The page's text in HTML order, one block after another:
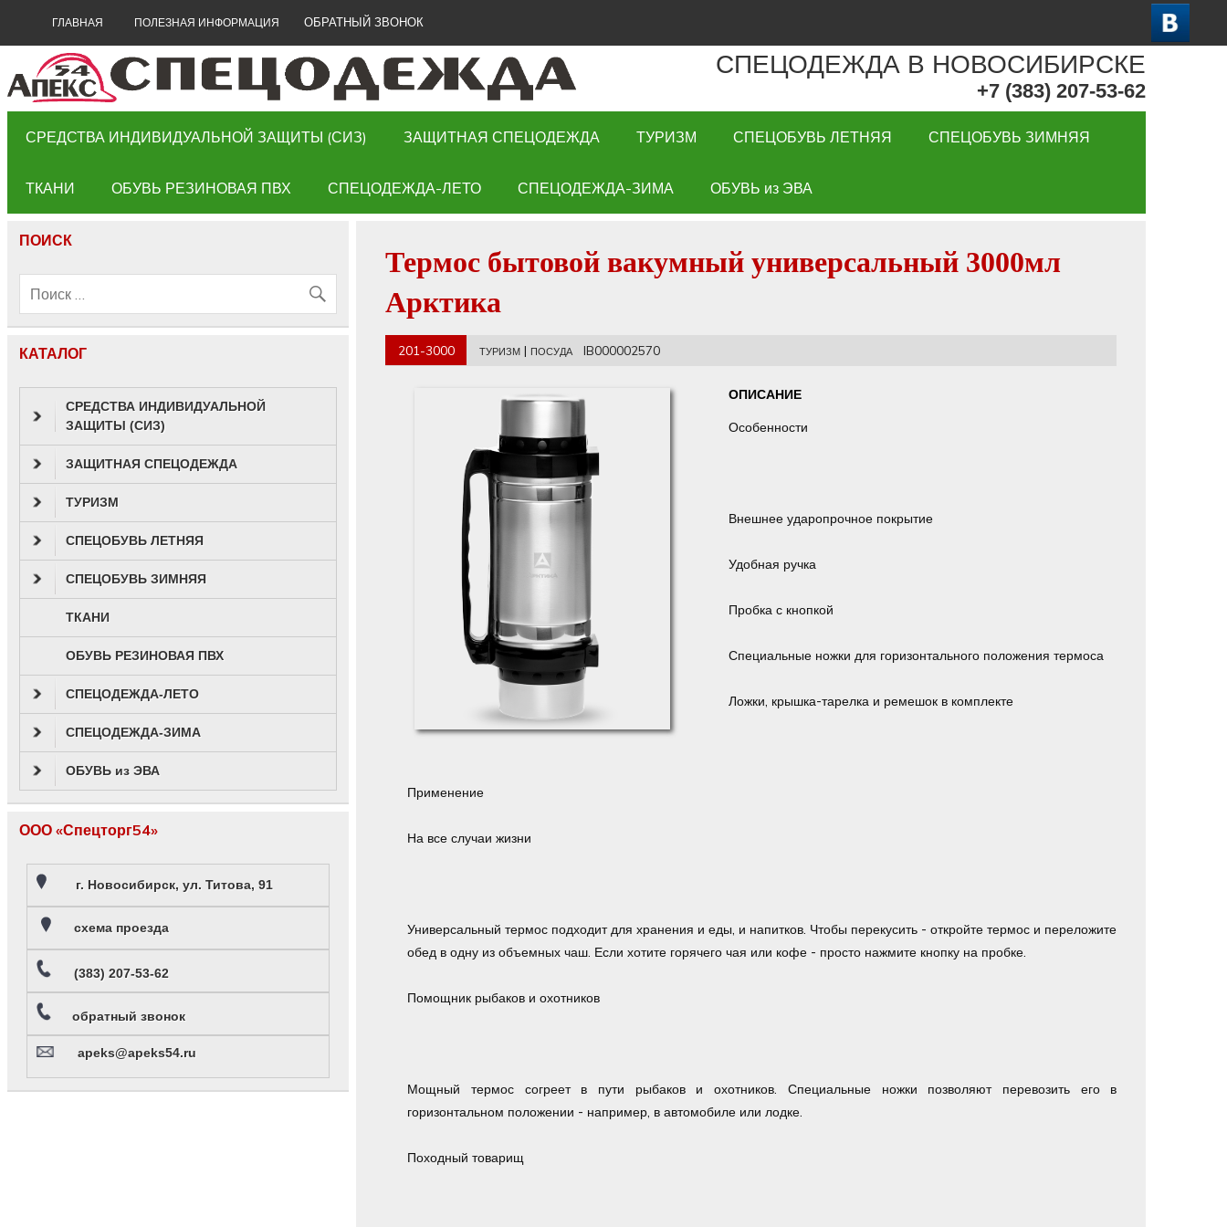
ГЛАВНАЯ ПОЛЕЗНАЯ ИНФОРМАЦИЯ ОБРАТНЫЙ ЗВОНОК
СПЕЦОДЕЖДА В НОВОСИБИРСКЕ
+7 (383) 207-53-62
СРЕДСТВА ИНДИВИДУАЛЬНОЙ ЗАЩИТЫ (СИЗ) ЗАЩИТНАЯ СПЕЦОДЕЖДА ТУРИЗМ СПЕЦОБУВЬ ЛЕТНЯЯ СПЕЦОБУВЬ ЗИМНЯЯ
ТКАНИ ОБУВЬ РЕЗИНОВАЯ ПВХ СПЕЦОДЕЖДА-ЛЕТО СПЕЦОДЕЖДА-ЗИМА ОБУВЬ из ЭВА
Термос бытовой вакумный универсальный 3000мл
Арктика
201-3000 ТУРИЗМ | ПОСУДА IB000002570
ОПИСАНИЕ
Особенности
Внешнее ударопрочное покрытие
Удобная ручка
Пробка с кнопкой
Специальные ножки для горизонтального положения термоса
Ложки, крышка-тарелка и ремешок в комплекте
Применение
На все случаи жизни
Универсальный термос подходит для хранения и еды, и напитков. Чтобы перекусить - откройте термос и переложите
обед в одну из объемных чаш. Если хотите горячего чая или кофе - просто нажмите кнопку на пробке.
Помощник рыбаков и охотников
Мощный термос согреет в пути рыбаков и охотников. Специальные ножки позволяют перевозить его в
горизонтальном положении - например, в автомобиле или лодке.
Походный товарищ
ПОИСК
КАТАЛОГ
СРЕДСТВА ИНДИВИДУАЛЬНОЙ
ЗАЩИТЫ (СИЗ)
ЗАЩИТНАЯ СПЕЦОДЕЖДА
ТУРИЗМ
СПЕЦОБУВЬ ЛЕТНЯЯ
СПЕЦОБУВЬ ЗИМНЯЯ
ТКАНИ
ОБУВЬ РЕЗИНОВАЯ ПВХ
СПЕЦОДЕЖДА-ЛЕТО
СПЕЦОДЕЖДА-ЗИМА
ОБУВЬ из ЭВА
ООО «Спецторг54»
г. Новосибирск, ул. Титова, 91
схема проезда
(383) 207-53-62
обратный звонок
apeks@apeks54.ru